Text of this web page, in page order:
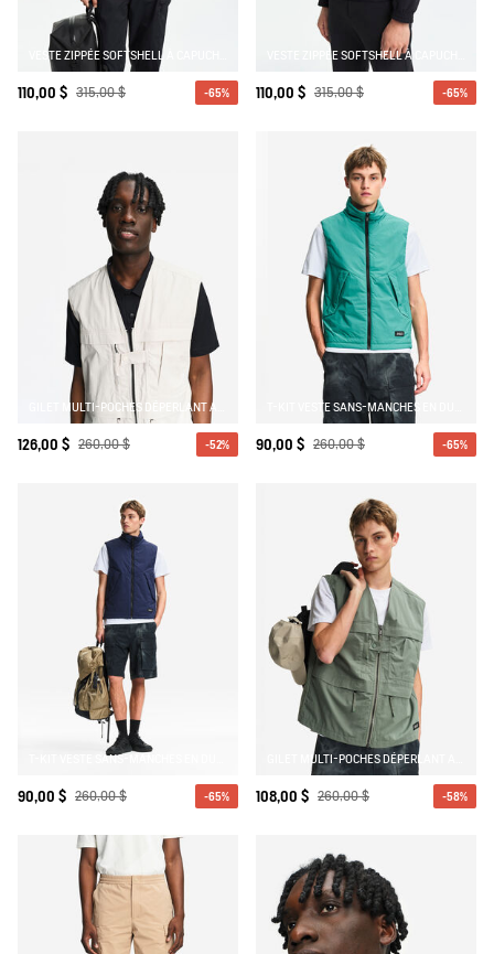
DÉPERLANT
COULEUR SÉLECTIONNÉE : LAUREL WREATH
TAILLE SÉLECTIONNÉE :
Votre adresse e-mail
M’INSCRIRE À L’ALERTE
110,00 $ 315,00 $ -65% 110,00 $ 315,00 $ -65%
126,00 $ 260,00 $ -52% 90,00 $ 260,00 $ -65%
90,00 $ 260,00 $ -65% 108,00 $ 260,00 $ -58%